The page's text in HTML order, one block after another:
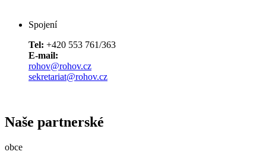
Spojení
Tel: +420 553 761/363
E-mail:
rohov@rohov.cz
sekretariat@rohov.cz
Naše partnerské
obce